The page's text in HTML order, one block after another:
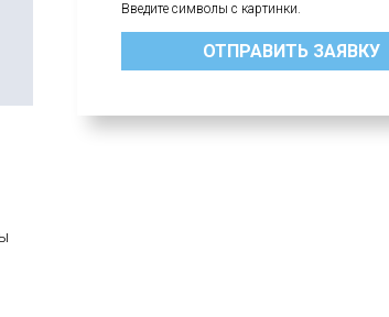
Введите символы с картинки.